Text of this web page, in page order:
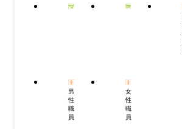
男
性
職
員
女
性
職
員